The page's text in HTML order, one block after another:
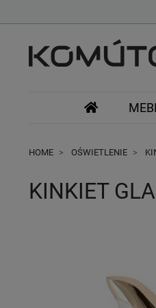
HOME OŚWIETLENIE
KINKIET